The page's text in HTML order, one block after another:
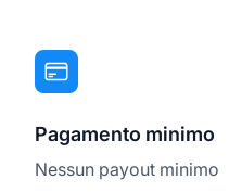
Pagamento minimo
Nessun payout minimo